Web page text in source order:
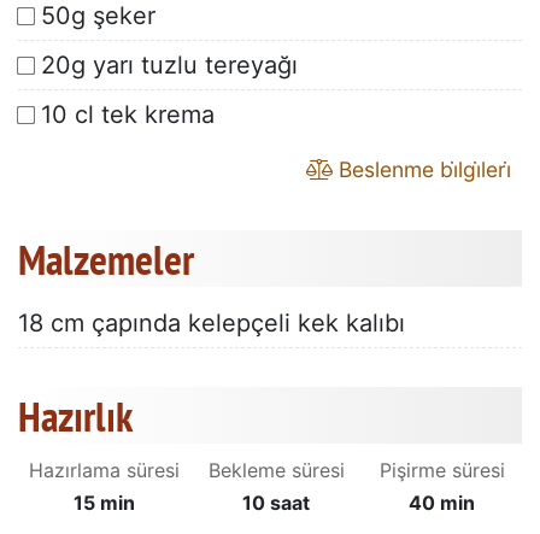
50g şeker
20g yarı tuzlu tereyağı
10 cl tek krema
Beslenme bi̇lgi̇leri̇
Malzemeler
18 cm çapında kelepçeli kek kalıbı
Hazırlık
Hazırlama süresi
15 min
Bekleme süresi
10 saat
Pişirme süresi
40 min